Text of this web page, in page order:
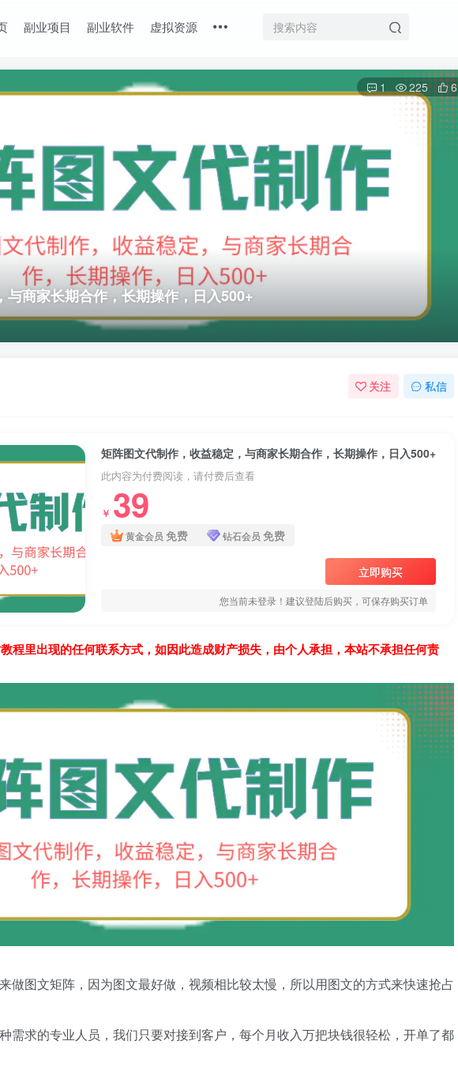
副业项目 副业软件 虚拟资源
商家长期合作，长期操作，日入500+
1 225 6
关注 私信
矩阵图文代制作，收益稳定，与商家长期合作，长期操作，日入500+
此内容为付费阅读，请付费后查看
￥ 39
黄金会员 免费 钻石会员 免费
立即购买
您当前未登录！建议登陆后购买，可保存购买订单
程里出现的任何联系方式，如因此造成财产损失，由个人承担，本站不承担任何责
做图文矩阵，因为图文最好做，视频相比较太慢，所以用图文的方式来快速抢占
需求的专业人员，我们只要对接到客户，每个月收入万把块钱很轻松，开单了都